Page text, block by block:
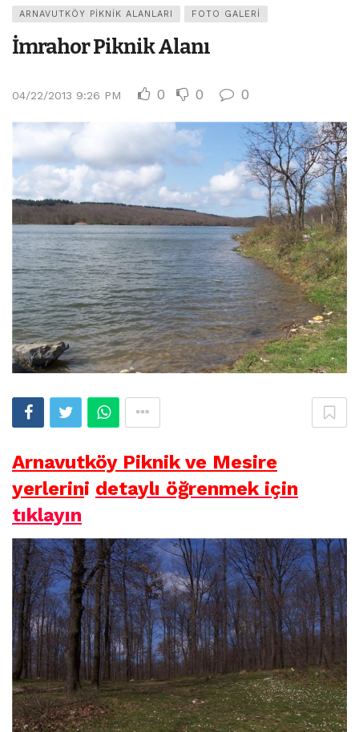
ARNAVUTKÖY PIKNIK ALANLARI FOTO GALERI
İmrahor Piknik Alanı
04/22/2013 9:26 PM 0 0 0
Arnavutköy Piknik ve Mesire
yerlerini detaylı öğrenmek için
tıklayın